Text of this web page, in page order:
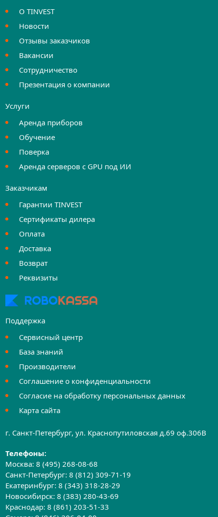
О TINVEST
Новости
Отзывы заказчиков
Вакансии
Сотрудничество
Презентация о компании
Услуги
Аренда приборов
Обучение
Поверка
Аренда серверов с GPU под ИИ
Заказчикам
Гарантии TINVEST
Сертификаты дилера
Оплата
Доставка
Возврат
Реквизиты
Поддержка
Сервисный центр
База знаний
Производители
Соглашение о конфиденциальности
Согласие на обработку персональных данных
Карта сайта
г. Санкт-Петербург, ул. Краснопутиловская д.69 оф.306B
Телефоны:
Москва:8 (495) 268-08-68
Санкт-Петербург:8 (812) 309-71-19
Екатеринбург:8 (343) 318-28-29
Новосибирск:8 (383) 280-43-69
Краснодар:8 (861) 203-51-33